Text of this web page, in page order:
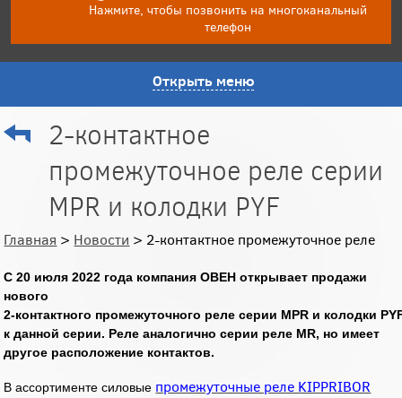
Нажмите, чтобы позвонить на многоканальный
телефон
Открыть меню
2-контактное
промежуточное реле серии
MPR и колодки PYF
Главная > Новости > 2-контактное промежуточное реле
С 20 июля 2022 года компания ОВЕН открывает продажи
нового
2-контактного промежуточного реле серии MPR и колодки
к данной серии. Реле аналогично серии реле MR, но имеет
другое расположение контактов.
В ассортименте силовые промежуточные реле KIPPRIBOR